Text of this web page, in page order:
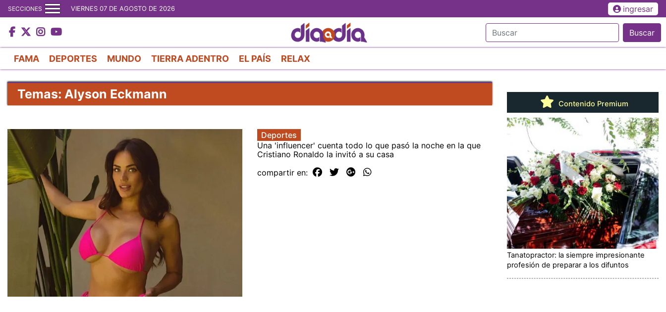
al
contenido
principal
SECCIONES VIERNES 07 DE AGOSTO DE 2026 ingresar
Buscar
FAMA DEPORTES MUNDO TIERRA ADENTRO EL PAÍS RELAX
Temas: Alyson Eckmann
Deportes
Una 'influencer' cuenta todo lo que pasó la noche en la que
Cristiano Ronaldo la invitó a su casa
compartir en:
Contenido Premium
Tanatopractor: la siempre impresionante
profesión de preparar a los difuntos